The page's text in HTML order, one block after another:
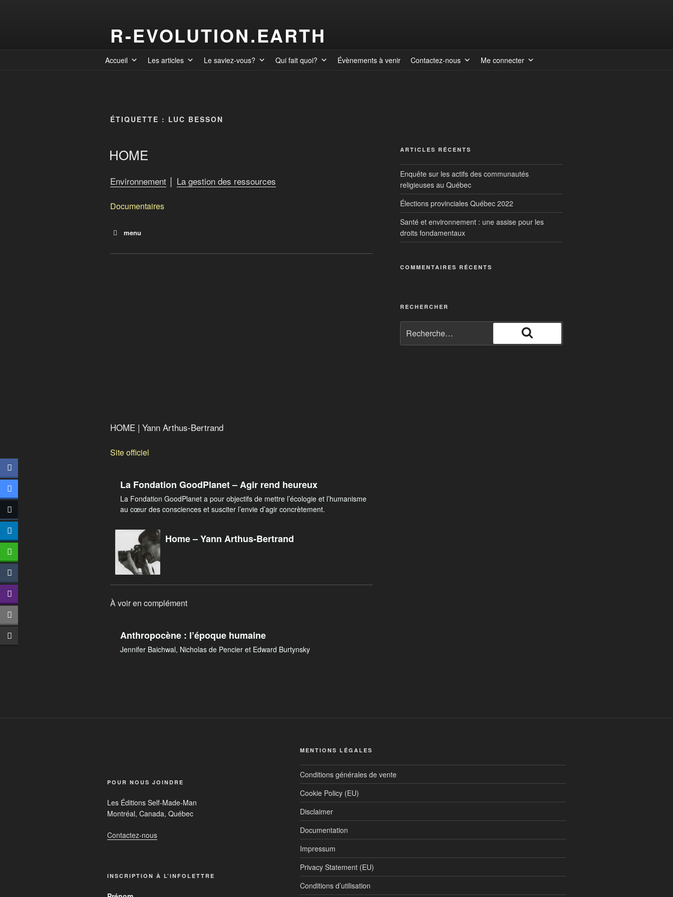
R-EVOLUTION.EARTH
Accueil Les articles Le saviez-vous? Qui fait quoi? Évènements à venir Contactez-nous Me connecter
ÉTIQUETTE : LUC BESSON
HOME
Environnement │ La gestion des ressources
Documentaires
menu
HOME | Yann Arthus-Bertrand
Site officiel
La Fondation GoodPlanet – Agir rend heureux
La Fondation GoodPlanet a pour objectifs de mettre l’écologie et l’humanisme
au cœur des consciences et susciter l’envie d’agir concrètement.
Home – Yann Arthus-Bertrand
À voir en complément
Anthropocène : l’époque humaine
Jennifer Baichwal, Nicholas de Pencier et Edward Burtynsky
ARTICLES RÉCENTS
Enquête sur les actifs des communautés
religieuses au Québec
Élections provinciales Québec 2022
Santé et environnement : une assise pour les
droits fondamentaux
COMMENTAIRES RÉCENTS
RECHERCHER
POUR NOUS JOINDRE
Les Éditions Self-Made-Man
Montréal, Canada, Québec
Contactez-nous
INSCRIPTION À L’INFOLETTRE
MENTIONS LÉGALES
Conditions générales de vente
Cookie Policy (EU)
Disclaimer
Documentation
Impressum
Privacy Statement (EU)
Conditions d’utilisation